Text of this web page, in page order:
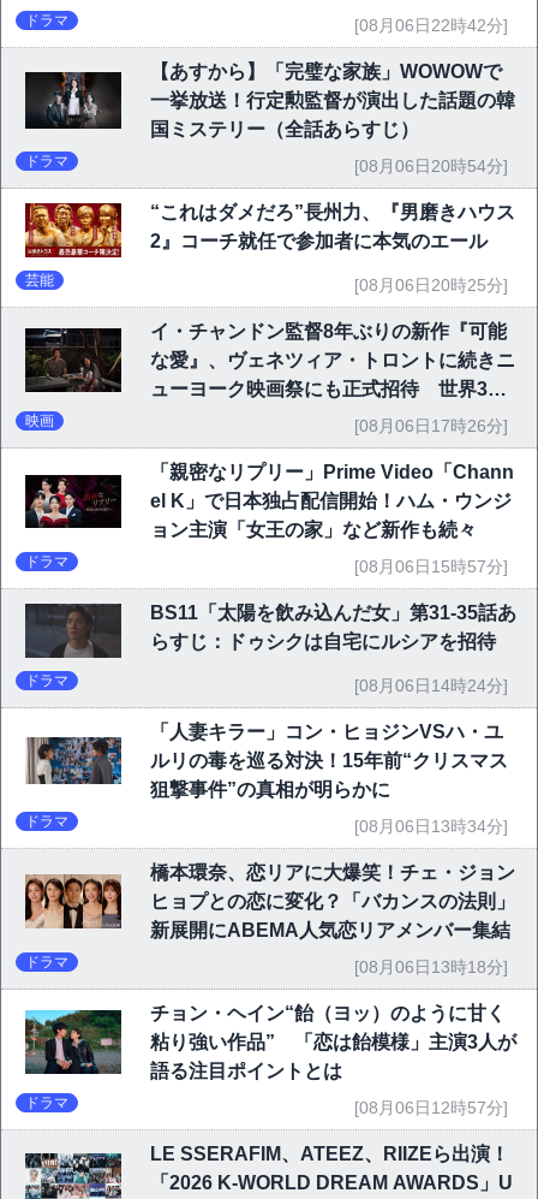
ドラマ [08月06日22時42分]
【あすから】「完璧な家族」WOWOWで
一挙放送！行定勲監督が演出した話題の韓
国ミステリー（全話あらすじ）
ドラマ [08月06日20時54分]
“これはダメだろ”長州力、『男磨きハウス
2』コーチ就任で参加者に本気のエール
芸能 [08月06日20時25分]
イ・チャンドン監督8年ぶりの新作『可能
な愛』、ヴェネツィア・トロントに続きニ
ューヨーク映画祭にも正式招待 世界3大
映画祭で快挙｜Netflix映画
映画 [08月06日17時26分]
「親密なリプリー」Prime Video「Chann
el K」で日本独占配信開始！ハム・ウンジ
ョン主演「女王の家」など新作も続々
ドラマ [08月06日15時57分]
BS11「太陽を飲み込んだ女」第31-35話あ
らすじ：ドゥシクは自宅にルシアを招待
ドラマ [08月06日14時24分]
「人妻キラー」コン・ヒョジンVSハ・ユ
ルリの毒を巡る対決！15年前“クリスマス
狙撃事件”の真相が明らかに
ドラマ [08月06日13時34分]
橋本環奈、恋リアに大爆笑！チェ・ジョン
ヒョプとの恋に変化？「バカンスの法則」
新展開にABEMA人気恋リアメンバー集結
ドラマ [08月06日13時18分]
チョン・ヘイン“飴（ヨッ）のように甘く
粘り強い作品” 「恋は飴模様」主演3人が
語る注目ポイントとは
ドラマ [08月06日12時57分]
LE SSERAFIM、ATEEZ、RIIZEら出演！
「2026 K-WORLD DREAM AWARDS」U